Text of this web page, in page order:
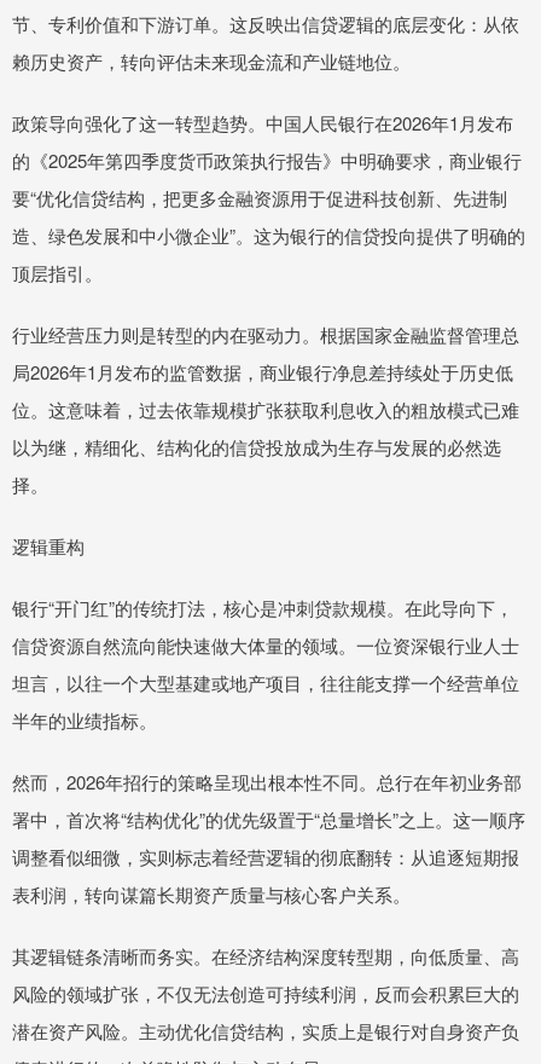
节、专利价值和下游订单。这反映出信贷逻辑的底层变化：从依
赖历史资产，转向评估未来现金流和产业链地位。
政策导向强化了这一转型趋势。中国人民银行在2026年1月发布
的《2025年第四季度货币政策执行报告》中明确要求，商业银行
要“优化信贷结构，把更多金融资源用于促进科技创新、先进制
造、绿色发展和中小微企业”。这为银行的信贷投向提供了明确的
顶层指引。
行业经营压力则是转型的内在驱动力。根据国家金融监督管理总
局2026年1月发布的监管数据，商业银行净息差持续处于历史低
位。这意味着，过去依靠规模扩张获取利息收入的粗放模式已难
以为继，精细化、结构化的信贷投放成为生存与发展的必然选
择。
逻辑重构
银行“开门红”的传统打法，核心是冲刺贷款规模。在此导向下，
信贷资源自然流向能快速做大体量的领域。一位资深银行业人士
坦言，以往一个大型基建或地产项目，往往能支撑一个经营单位
半年的业绩指标。
然而，2026年招行的策略呈现出根本性不同。总行在年初业务部
署中，首次将“结构优化”的优先级置于“总量增长”之上。这一顺序
调整看似细微，实则标志着经营逻辑的彻底翻转：从追逐短期报
表利润，转向谋篇长期资产质量与核心客户关系。
其逻辑链条清晰而务实。在经济结构深度转型期，向低质量、高
风险的领域扩张，不仅无法创造可持续利润，反而会积累巨大的
潜在资产风险。主动优化信贷结构，实质上是银行对自身资产负